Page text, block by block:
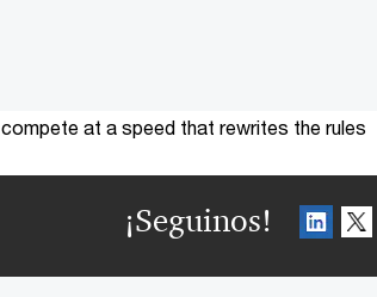
compete at a speed that rewrites the rules
¡Seguinos!